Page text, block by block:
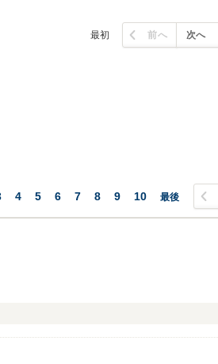
最初 前へ 次へ
4 5 6 7 8 9 10 最後